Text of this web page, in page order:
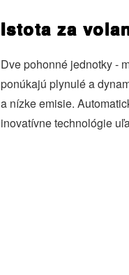
Istota za
Dve pohonné jednotky ‑
ponúkajú plynulé a
a nízke emisie.
inovatívne technológie